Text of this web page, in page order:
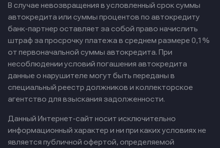
В случае невозвращения в условленный срок суммы
автокредита или суммы процентов по автокредиту
банк-партнер оставляет за собой право начислить
штраф за просрочку платежа в среднем размере 0,1%
от первоначальной суммы автокредита. При
несоблюдении условий погашения автокредита
данные о нарушителе могут быть переданы в
специальный реестр должников и коллекторское
агентство для взыскания задолженности.
Данный Интернет-сайт носит исключительно
информационный характер и ни при каких условиях не
является публичной офертой, определяемой